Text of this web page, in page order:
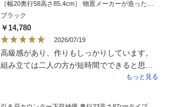
ブラック
￥14,780
2026/07/19
高級感があり、作りもしっかりしています。
組み立ては二人の方が短時間でできると思い
ますが、女性一人でもスムーズにできまし
ムーズに動き、ぐらつきもないので、大満足
もっと見る